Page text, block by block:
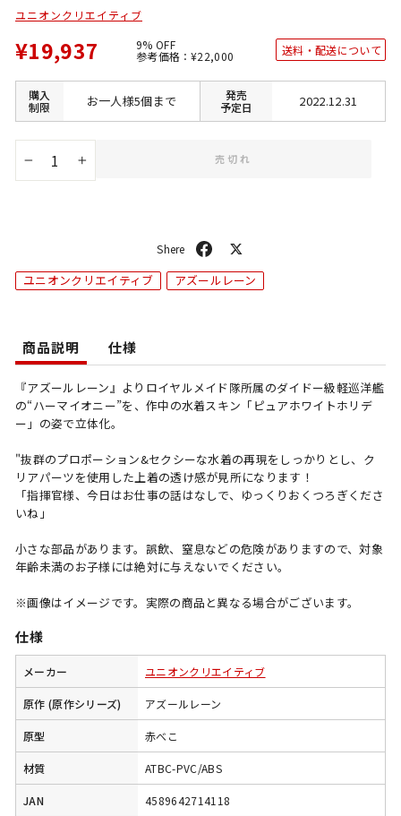
ユニオンクリエイティブ
¥19,937 9% OFF
参考価格：通
価
¥22,000
格
送料・配送について
購入
制限
お一人様5個まで
発売
予定日
2022.12.31
+
売切れ
シ
ア
ト
ユニオンクリエイティブ アズールレーン
商品説明 仕様
『アズールレーン』よりロイヤルメイド隊所属のダイドー級軽巡洋艦
の“ハーマイオニー”を、作中の水着スキン「ピュアホワイトホリデ
ー」の姿で立体化。
"抜群のプロポーション&セクシーな水着の再現をしっかりとし、ク
リアパーツを使用した上着の透け感が見所になります！
「指揮官様、今日はお仕事の話はなしで、ゆっくりおくつろぎくださ
いね」
小さな部品があります。誤飲、窒息などの危険がありますので、対象
年齢未満のお子様には絶対に与えないでください。
※画像はイメージです。実際の商品と異なる場合がございます。
仕様
メーカー ユニオンクリエイティブ
原作 (原作シリーズ) アズールレーン
原型 赤べこ
材質 ATBC-PVC/ABS
JAN 4589642714118